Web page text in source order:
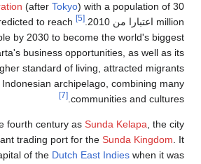
(after Tokyo) with a population of 30
million اعتبارا من 2010
.
[5]
to reach
by 2030 to become the world's biggest
business opportunities, as well as its
standard of living, attracted migrants
archipelago, combining many
communities and cultures.
[7]
fourth century as Sunda Kelapa, the city
trading port for the Sunda Kingdom. It
of the Dutch East Indies when it was